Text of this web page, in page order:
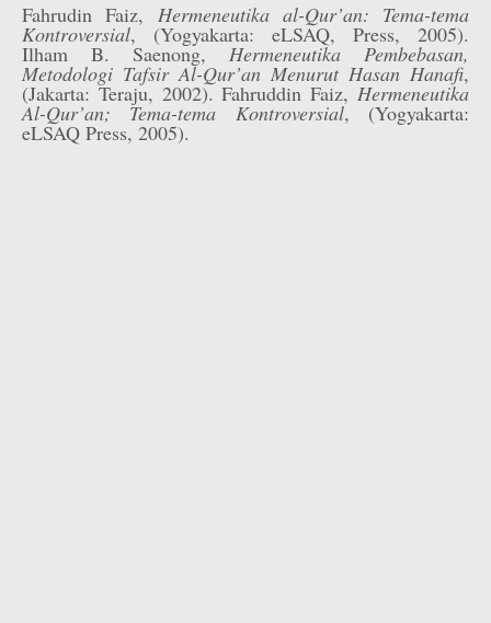
Fahrudin Faiz, Hermeneutika al-Qur’an: Tema-tema
Kontroversial, (Yogyakarta: eLSAQ, Press, 2005).
Ilham B. Saenong, Hermeneutika Pembebasan,
Metodologi Tafsir Al-Qur’an Menurut Hasan Hanafi,
(Jakarta: Teraju, 2002). Fahruddin Faiz, Hermeneutika
Al-Qur’an; Tema-tema Kontroversial, (Yogyakarta:
eLSAQ Press, 2005).